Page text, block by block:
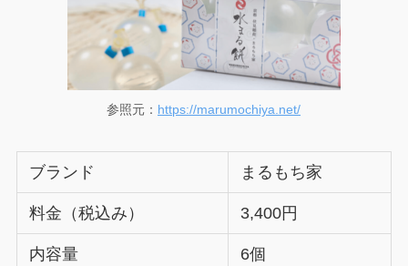
参照元： https://marumochiya.net/
ブランド まるもち家
料金（税込み） 3,400円
内容量 6個